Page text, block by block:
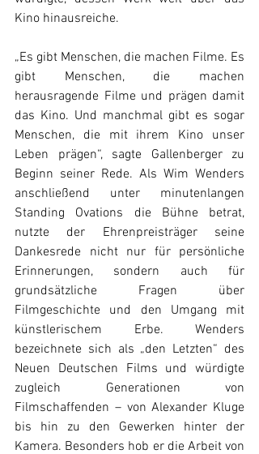
Kino hinausreiche.
„Es gibt Menschen, die machen Filme. Es
gibt Menschen, die machen
herausragende Filme und prägen damit
das Kino. Und manchmal gibt es sogar
Menschen, die mit ihrem Kino unser
Leben prägen“, sagte Gallenberger zu
Beginn seiner Rede. Als Wim Wenders
anschließend unter minutenlangen
Standing Ovations die Bühne betrat,
nutzte der Ehrenpreisträger seine
Dankesrede nicht nur für persönliche
Erinnerungen, sondern auch für
grundsätzliche Fragen über
Filmgeschichte und den Umgang mit
künstlerischem Erbe. Wenders
bezeichnete sich als „den Letzten“ des
Neuen Deutschen Films und würdigte
zugleich Generationen von
Filmschaffenden – von Alexander Kluge
bis hin zu den Gewerken hinter der
Kamera. Besonders hob er die Arbeit von